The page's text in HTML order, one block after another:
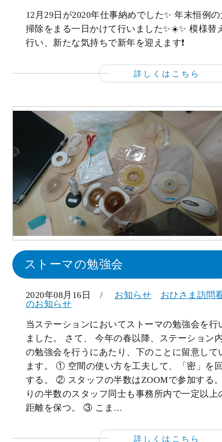
12月29日が2020年仕事納めでした✨ 年末恒例
掃除をまる一日かけて行いました✨☀️✨ 模様替
行い、新たな気持ちで新年を迎えます❗
詳しくはこちら
ストーマの勉強会
2020年08月16日 / お知らせ
おひさま訪問
のお知らせ
当ステーションにおいてストーマの勉強会を行
ました。 さて、 今年の春以降、ステーション
の勉強会を行うにあたり、下のことに留意して
ます。 ① 空間の使い方を工夫して、「密」を
する。 ② スタッフの半数はZOOMで参加する
りの半数のスタッフ同士も事務所内で一定以上
距離を保つ。 ③ こま…
詳しくはこちら